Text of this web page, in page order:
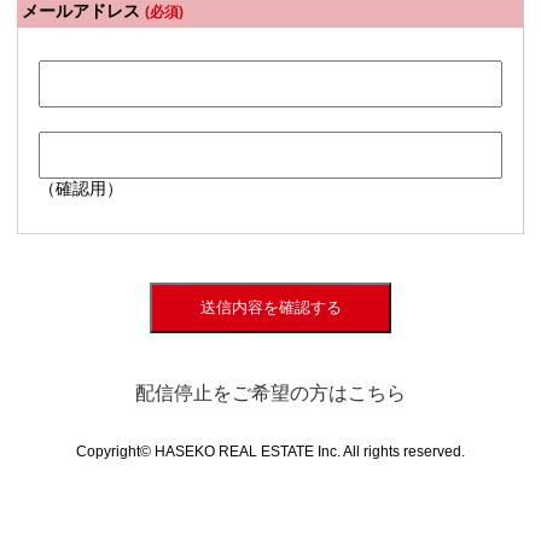
メールアドレス (必須)
（確認用）
送信内容を確認する
配信停止をご希望の方はこちら
Copyright© HASEKO REAL ESTATE Inc. All rights reserved.